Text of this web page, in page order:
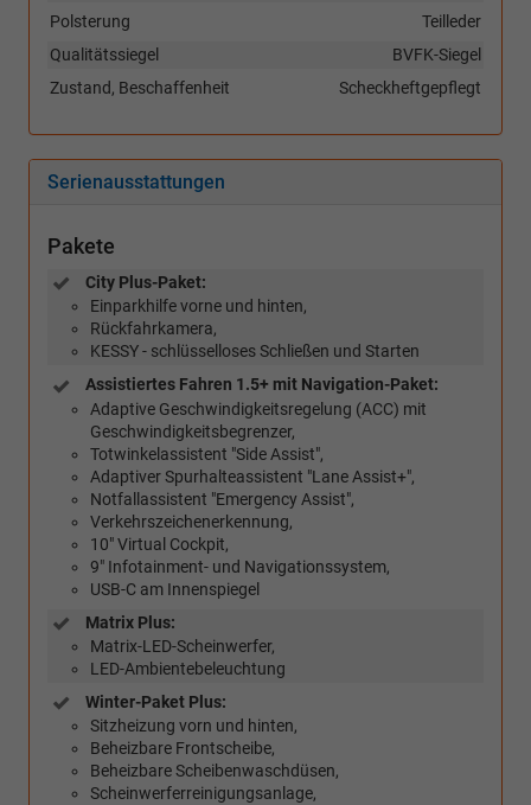
Teilleder
Polsterung
BVFK-Siegel
Qualitätssiegel
Scheckheftgepflegt
Zustand, Beschaffenheit
Serienausstattungen
Pakete
City Plus-Paket:
Einparkhilfe vorne und hinten,
Rückfahrkamera,
KESSY - schlüsselloses Schließen und Starten
Assistiertes Fahren 1.5+ mit Navigation-Paket:
Adaptive Geschwindigkeitsregelung (ACC) mit
Geschwindigkeitsbegrenzer,
Totwinkelassistent "Side Assist",
Adaptiver Spurhalteassistent "Lane Assist+",
Notfallassistent "Emergency Assist",
Verkehrszeichenerkennung,
10" Virtual Cockpit,
9" Infotainment- und Navigationssystem,
USB-C am Innenspiegel
Matrix Plus:
Matrix-LED-Scheinwerfer,
LED-Ambientebeleuchtung
Winter-Paket Plus:
Sitzheizung vorn und hinten,
Beheizbare Frontscheibe,
Beheizbare Scheibenwaschdüsen,
Scheinwerferreinigungsanlage,